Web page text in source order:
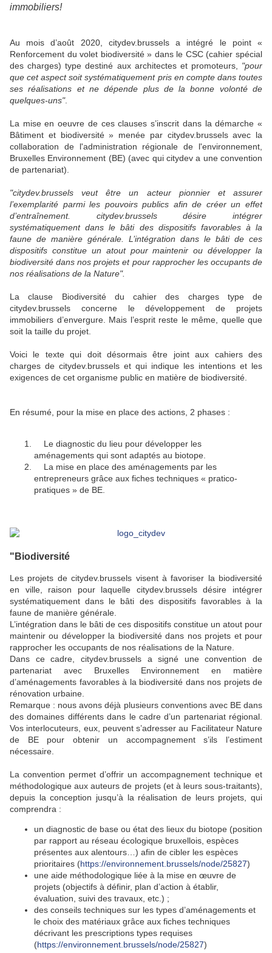
immobiliers!
Au mois d’août 2020, citydev.brussels a intégré le point «
Renforcement du volet biodiversité » dans le CSC (cahier spécial
des charges) type destiné aux architectes et promoteurs, "pour
que cet aspect soit systématiquement pris en compte dans toutes
ses réalisations et ne dépende plus de la bonne volonté de
quelques-uns".
La mise en oeuvre de ces clauses s’inscrit dans la démarche «
Bâtiment et biodiversité » menée par citydev.brussels avec la
collaboration de l'administration régionale de l'environnement,
Bruxelles Environnement (BE) (avec qui citydev a une convention
de partenariat).
"citydev.brussels veut être un acteur pionnier et assurer
l’exemplarité parmi les pouvoirs publics afin de créer un effet
d’entraînement. citydev.brussels désire intégrer
systématiquement dans le bâti des dispositifs favorables à la
faune de manière générale. L’intégration dans le bâti de ces
dispositifs constitue un atout pour maintenir ou développer la
biodiversité dans nos projets et pour rapprocher les occupants de
nos réalisations de la Nature".
La clause Biodiversité du cahier des charges type de
citydev.brussels concerne le développement de projets
immobiliers d’envergure. Mais l’esprit reste le même, quelle que
soit la taille du projet.
Voici le texte qui doit désormais être joint aux cahiers des
charges de citydev.brussels et qui indique les intentions et les
exigences de cet organisme public en matière de biodiversité.
En résumé, pour la mise en place des actions, 2 phases :
Le diagnostic du lieu pour développer les
aménagements qui sont adaptés au biotope.
La mise en place des aménagements par les
entrepreneurs grâce aux fiches techniques « pratico-
pratiques » de BE.
"Biodiversité
Les projets de citydev.brussels visent à favoriser la biodiversité
en ville, raison pour laquelle citydev.brussels désire intégrer
systématiquement dans le bâti des dispositifs favorables à la
faune de manière générale.
L’intégration dans le bâti de ces dispositifs constitue un atout pour
maintenir ou développer la biodiversité dans nos projets et pour
rapprocher les occupants de nos réalisations de la Nature.
Dans ce cadre, citydev.brussels a signé une convention de
partenariat avec Bruxelles Environnement en matière
d’aménagements favorables à la biodiversité dans nos projets de
rénovation urbaine.
Remarque : nous avons déjà plusieurs conventions avec BE dans
des domaines différents dans le cadre d’un partenariat régional.
Vos interlocuteurs, eux, peuvent s’adresser au Facilitateur Nature
de BE pour obtenir un accompagnement s’ils l’estiment
nécessaire.
La convention permet d’offrir un accompagnement technique et
méthodologique aux auteurs de projets (et à leurs sous-traitants),
depuis la conception jusqu’à la réalisation de leurs projets, qui
comprendra :
un diagnostic de base ou état des lieux du biotope (position
par rapport au réseau écologique bruxellois, espèces
présentes aux alentours…) afin de cibler les espèces
prioritaires (https://environnement.brussels/node/25827)
une aide méthodologique liée à la mise en œuvre de
projets (objectifs à définir, plan d’action à établir,
évaluation, suivi des travaux, etc.) ;
des conseils techniques sur les types d’aménagements et
le choix des matériaux grâce aux fiches techniques
décrivant les prescriptions types requises
(https://environnement.brussels/node/25827)